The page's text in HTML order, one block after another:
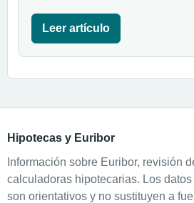
Leer artículo
Hipotecas y Euribor
Información sobre Euribor, revisión
calculadoras hipotecarias. Los
son orientativos y no sustituyen a